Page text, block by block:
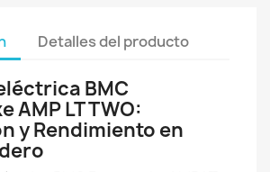
Detalles del producto
BMC
AMP LT TWO:
y Rendimiento en